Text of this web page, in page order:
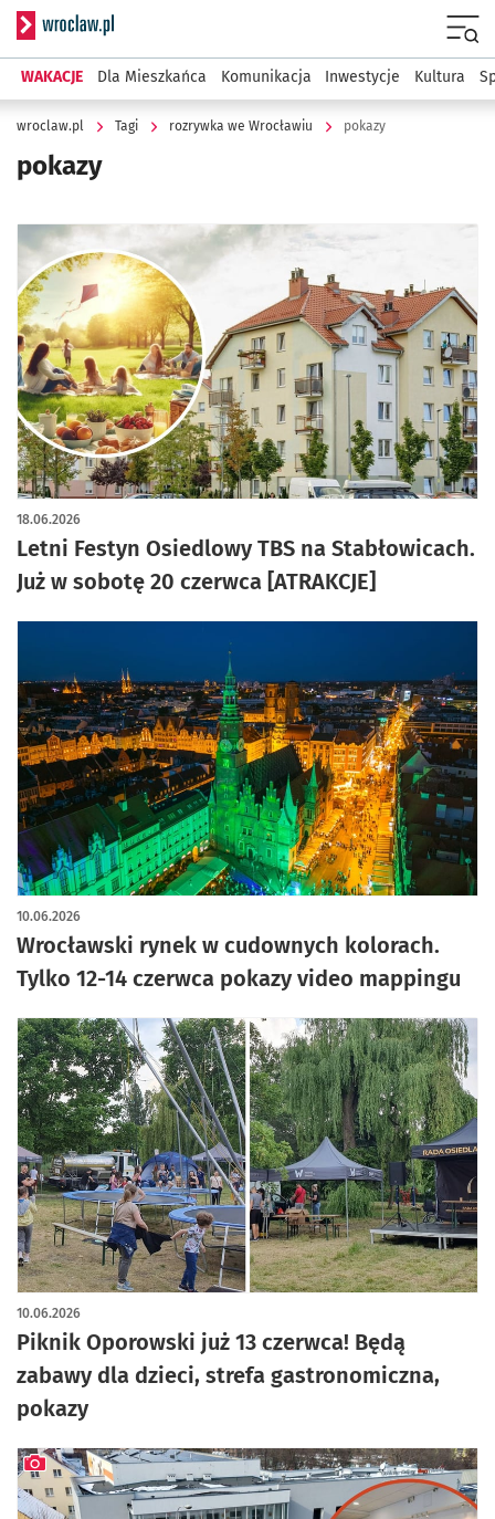
Serwis informacyjny wroclaw.pl
WAKACJE Dla Mieszkańca Komunikacja Inwestycje Kultura
wroclaw.pl Tagi rozrywka we Wrocławiu pokazy
pokazy
Letni Festyn Osiedlowy TBS na Stabłowicach.
Już w sobotę 20 czerwca [ATRAKCJE]
18.06.2026
Wrocławski rynek w cudownych kolorach.
Tylko 12-14 czerwca pokazy video mappingu
10.06.2026
Piknik Oporowski już 13 czerwca! Będą
zabawy dla dzieci, strefa gastronomiczna,
pokazy
10.06.2026